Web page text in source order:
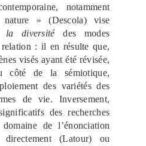
notamment
» (Descola) vise
la diversité des modes
: il en résulte que,
visés ayant été révisée,
côté de la sémiotique,
des variétés des
de vie. Inversement,
des recherches
de l’énonciation
(Latour) ou